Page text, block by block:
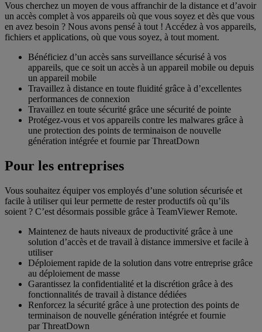
Vous cherchez un moyen de vous affranchir de la distance et d’avoir
un accès complet à vos appareils où que vous soyez et dès que vous
en avez besoin ? Nous avons pensé à tout ! Accédez à vos appareils,
fichiers et applications, où que vous soyez, à tout moment.
Bénéficiez d’un accès sans surveillance sécurisé à vos
appareils, que ce soit un accès à un appareil mobile ou depuis
un appareil mobile
Travaillez à distance en toute fluidité grâce à d’excellentes
performances de connexion
Travaillez en toute sécurité grâce une sécurité de pointe
Protégez-vous et vos appareils contre les malwares grâce à
une protection des points de terminaison de nouvelle
génération intégrée et fournie par ThreatDown
Pour les entreprises
Vous souhaitez équiper vos employés d’une solution sécurisée et
facile à utiliser qui leur permette de rester productifs où qu’ils
soient ? C’est désormais possible grâce à TeamViewer Remote.
Maintenez de hauts niveaux de productivité grâce à une
solution d’accès et de travail à distance immersive et facile à
utiliser
Déploiement rapide de la solution dans votre entreprise grâce
au déploiement de masse
Garantissez la confidentialité et la discrétion grâce à des
fonctionnalités de travail à distance dédiées
Renforcez la sécurité grâce à une protection des points de
terminaison de nouvelle génération intégrée et fournie
par ThreatDown